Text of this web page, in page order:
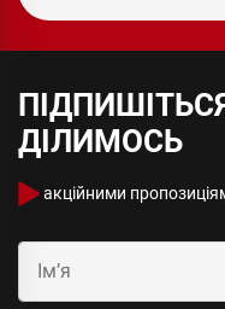
ДІЛИМОСЬ
акційними